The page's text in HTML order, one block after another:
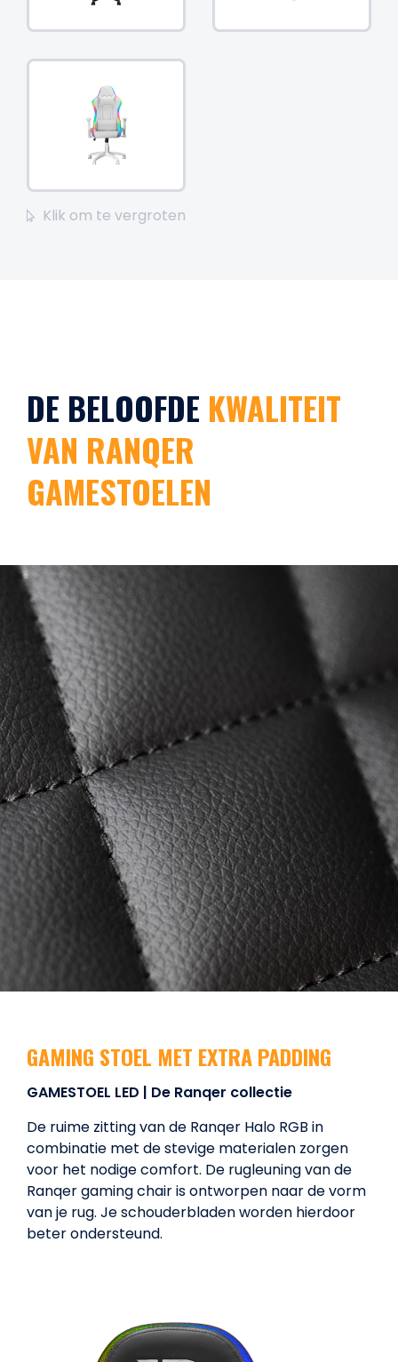
Klik om te vergroten
DE BELOOFDE KWALITEIT
VAN RANQER
GAMESTOELEN
GAMING STOEL MET EXTRA PADDING
GAMESTOEL LED | De Ranqer collectie
De ruime zitting van de Ranqer Halo RGB in
combinatie met de stevige materialen zorgen
voor het nodige comfort. De rugleuning van de
Ranqer gaming chair is ontworpen naar de vorm
van je rug. Je schouderbladen worden hierdoor
beter ondersteund.